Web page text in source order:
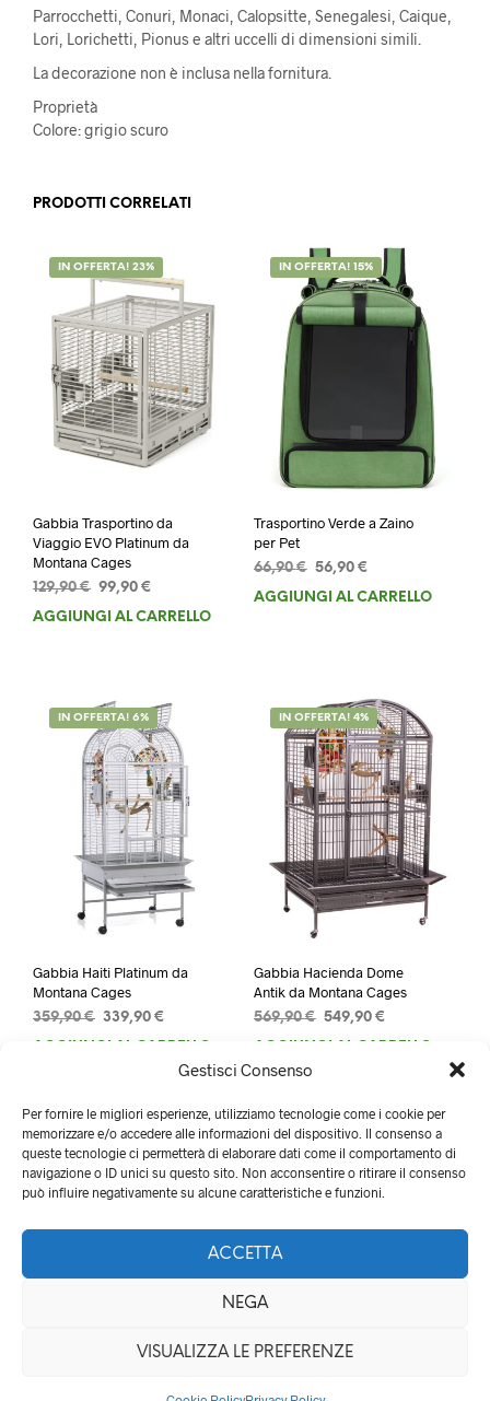
Gestisci Consenso
Per fornire le migliori esperienze, utilizziamo tecnologie come i cookie per
memorizzare e/o accedere alle informazioni del dispositivo. Il consenso a
queste tecnologie ci permetterà di elaborare dati come il comportamento di
navigazione o ID unici su questo sito. Non acconsentire o ritirare il consenso
può influire negativamente su alcune caratteristiche e funzioni.
ACCETTA
NEGA
VISUALIZZA LE PREFERENZE
Parrocchetti, Conuri, Monaci, Calopsitte, Senegalesi, Caique,
Lori, Lorichetti, Pionus e altri uccelli di dimensioni simili.
La decorazione non è inclusa nella fornitura.
Proprietà
Colore: grigio scuro
PRODOTTI CORRELATI
IN OFFERTA! 23%
Gabbia Trasportino da
Viaggio EVO Platinum da
Montana Cages
129,90€ Il
prezzo
99,90 €
prezzo
AGGIUNGI AL CARRELLO
IN OFFERTA! 15%
Trasportino Verde a Zaino
per Pet
66,90€ Il
prezzo
56,90 €Il
prezzo
AGGIUNGI AL CARRELLO
IN OFFERTA! 6%
Gabbia Haiti Platinum da
Montana Cages
359,90€ Il
prezzo
339,90 €
prezzo
IN OFFERTA! 4%
Gabbia Hacienda Dome
Antik da Montana Cages
569,90€ Il
prezzo
549,90 €Il
prezzo
Pomezia (RM) - P.IVA 10568831001